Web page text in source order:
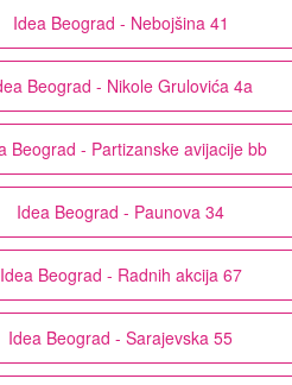
Idea Beograd - Nebojšina 41
Beograd - Nikole Grulovića 4a
Beograd - Partizanske avijacije bb
Idea Beograd - Paunova 34
Idea Beograd - Radnih akcija 67
Idea Beograd - Sarajevska 55